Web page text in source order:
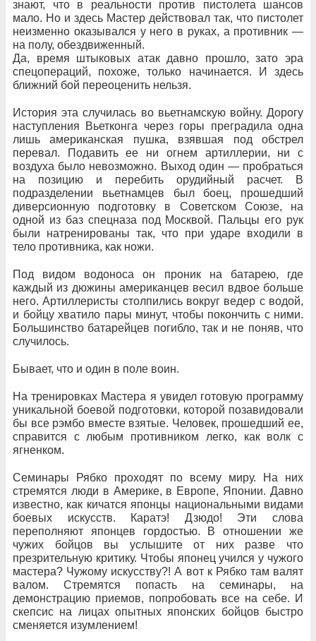
знают, что в реальности против пистолета шансов
мало. Но и здесь Мастер действовал так, что пистолет
неизменно оказывался у него в руках, а противник —
на полу, обездвиженный.
Да, время штыковых атак давно прошло, зато эра
спецопераций, похоже, только начинается. И здесь
ближний бой переоценить нельзя.
История эта случилась во вьетнамскую войну. Дорогу
наступления Вьетконга через горы преградила одна
лишь американская пушка, взявшая под обстрел
перевал. Подавить ее ни огнем артиллерии, ни с
воздуха было невозможно. Выход один — пробраться
на позицию и перебить орудийный расчет. В
подразделении вьетнамцев был боец, прошедший
диверсионную подготовку в Советском Союзе, на
одной из баз спецназа под Москвой. Пальцы его рук
были натренированы так, что при ударе входили в
тело противника, как ножи.
Под видом водоноса он проник на батарею, где
каждый из дюжины американцев весил вдвое больше
него. Артиллеристы столпились вокруг ведер с водой,
и бойцу хватило пары минут, чтобы покончить с ними.
Большинство батарейцев погибло, так и не поняв, что
случилось.
Бывает, что и один в поле воин.
На тренировках Мастера я увидел готовую программу
уникальной боевой подготовки, которой позавидовали
бы все рэмбо вместе взятые. Человек, прошедший ее,
справится с любым противником легко, как волк с
ягненком.
Семинары Рябко проходят по всему миру. На них
стремятся люди в Америке, в Европе, Японии. Давно
известно, как кичатся японцы национальными видами
боевых искусств. Каратэ! Дзюдо! Эти слова
переполняют японцев гордостью. В отношении же
чужих бойцов вы услышите от них разве что
презрительную критику. Чтобы японец учился у чужого
мастера? Чужому искусству?! А вот к Рябко там валят
валом. Стремятся попасть на семинары, на
демонстрацию приемов, попробовать все на себе. И
скепсис на лицах опытных японских бойцов быстро
сменяется изумлением!